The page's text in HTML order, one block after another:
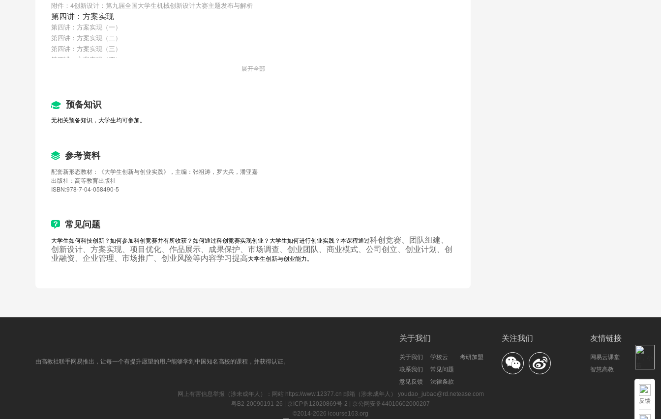
附件：4创新设计：第九届全国大学生机械创新设计大赛主题发布与解析
第四讲：方案实现
第四讲：方案实现（一）
第四讲：方案实现（二）
第四讲：方案实现（三）
第四讲：方案实现（四）
附件：第六届全国大学生机械创新设计大赛全国一等奖方案实现：幻梦全方位多媒体模型展示台
第五讲：项目优化
第五讲：项目优化（三）
第五讲：项目优化（四）
第五讲：项目优化（五）
附件：项目优化案例：（从省赛到国赛的项目优化方案书、ppt）第六届机械创新设计大赛
附件：2018年第八届全国大学生机械创新设计大赛全国二等奖案例
第六讲：作品展示
第六讲：作品展示（一）
第六讲：作品展示（二）
第六讲：作品展示（三）
附件：作品展示2019年起重大赛一等奖门架式高效起重机
附件：2017年节能减排2个三等奖宣传视频
展开全部
预备知识
无相关预备知识，大学生均可参加。
参考资料
配套新形态教材：《大学生创新与创业实践》，主编：张祖涛，罗大兵，潘亚嘉
出版社：高等教育出版社
ISBN:978-7-04-058490-5
常见问题
大学生如何科技创新？如何参加科创竞赛并有所收获？如何通过科创竞赛实现创业？大学生如何进行创业实践？本课程通过科创竞赛、团队组建、
创新设计、方案实现、项目优化、作品展示、成果保护、市场调查、创业团队、商业模式、公司创立、创业计划、创
业融资、企业管理、市场推广、创业风险等内容学习提高大学生创新与创业能力。
由高教社联手网易推出，让每一个有提升愿望的用户能够学到中国知名高校的课程，并获得认证。
友情链接
网易云课堂
智慧高教
关注我们
关于我们
关于我们
学校云
联系我们
常见问题
意见反馈
法律条款
考研加盟
网上有害信息举报（涉未成年人）：网站 https://www.12377.cn 邮箱（涉未成年人） youdao_jubao@rd.netease.com
粤B2-20090191-26
| 京ICP备12020869号-2 | 京公网安备44010602000207
©2014-2026 icourse163.org
反馈